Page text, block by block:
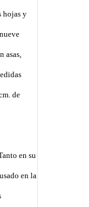
hojas y
asas,
de
en su
en la